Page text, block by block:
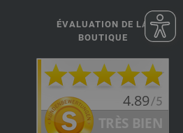
ÉVALUATION DE LA
BOUTIQUE